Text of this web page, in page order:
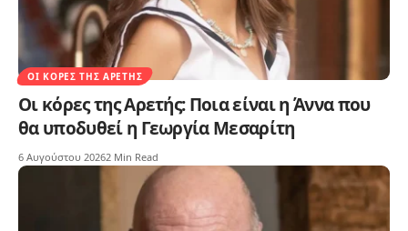
ΟΙ ΚΌΡΕΣ ΤΗΣ ΑΡΕΤΉΣ
Οι κόρες της Αρετής: Ποια είναι η Άννα που
θα υποδυθεί η Γεωργία Μεσαρίτη
6 Αυγούστου 20262 Min Read